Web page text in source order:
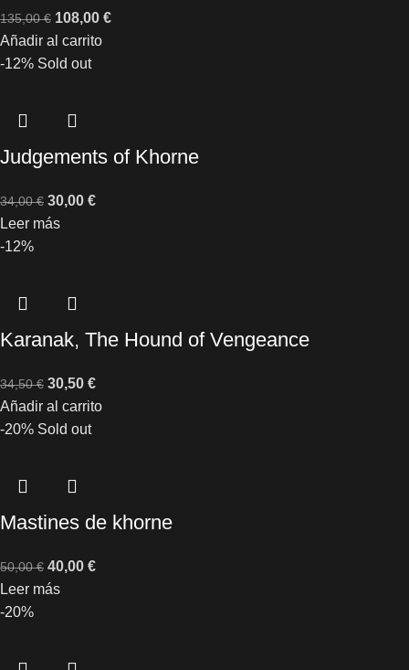
135,00€ 108,00 €
Añadir al carrito
-12% Sold out
Judgements of Khorne
34,00€ 30,00 €
Leer más
-12%
Karanak, The Hound of Vengeance
34,50€ 30,50 €
Añadir al carrito
-20% Sold out
Mastines de khorne
50,00€ 40,00 €
Leer más
-20%